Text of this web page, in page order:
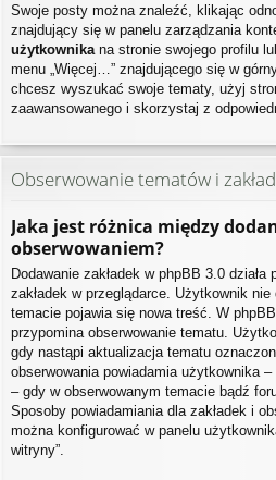
Swoje posty można znaleźć, klikając
znajdujący się w panelu zarządzania
użytkownika na stronie swojego profilu
menu „Więcej…” znajdującego się w
chcesz wyszukać swoje tematy, użyj
zaawansowanego i skorzystaj z
Obserwowanie tematów i
Jaka jest różnica między
obserwowaniem?
Dodawanie zakładek w phpBB 3.0 działa
zakładek w przeglądarce. Użytkownik
temacie pojawia się nowa treść. W
przypomina obserwowanie tematu.
gdy nastąpi aktualizacja tematu
obserwowania powiadamia użytkownika
– gdy w obserwowanym temacie bądź
Sposoby powiadamiania dla zakładek i
można konfigurować w panelu
witryny”.